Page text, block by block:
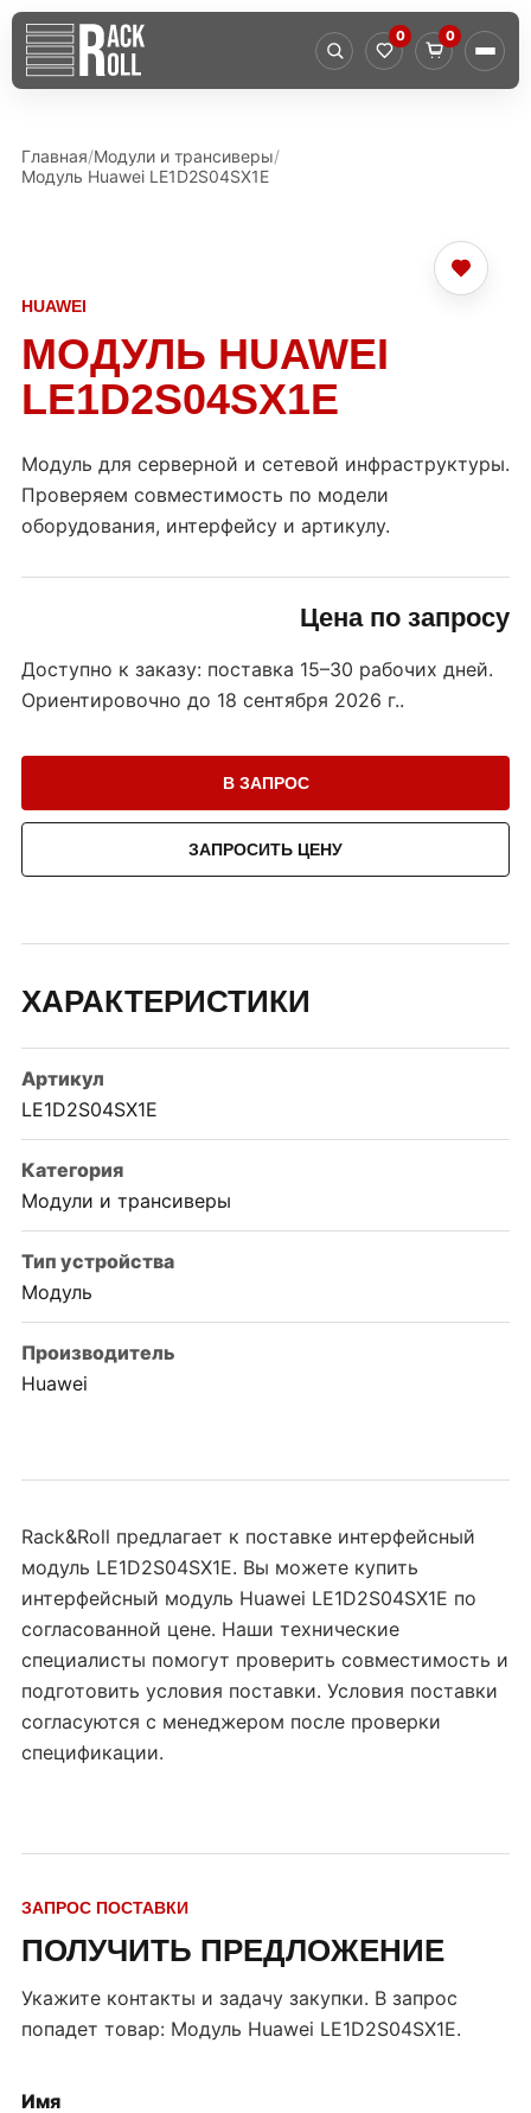
0 0
Главная Модули и трансиверы
Модуль Huawei LE1D2S04SX1E
HUAWEI
МОДУЛЬ HUAWEI
LE1D2S04SX1E
Модуль для серверной и сетевой инфраструктуры.
Проверяем совместимость по модели
оборудования, интерфейсу и артикулу.
Цена по запросу
Доступно к заказу: поставка 15–30 рабочих дней.
Ориентировочно до 18 сентября 2026 г..
В ЗАПРОС
ЗАПРОСИТЬ ЦЕНУ
ХАРАКТЕРИСТИКИ
Артикул
LE1D2S04SX1E
Категория
Модули и трансиверы
Тип устройства
Модуль
Производитель
Huawei
Rack&Roll предлагает к поставке интерфейсный
модуль LE1D2S04SX1E. Вы можете купить
интерфейсный модуль Huawei LE1D2S04SX1E по
согласованной цене. Наши технические
специалисты помогут проверить совместимость и
подготовить условия поставки. Условия поставки
согласуются с менеджером после проверки
спецификации.
ЗАПРОС ПОСТАВКИ
ПОЛУЧИТЬ ПРЕДЛОЖЕНИЕ
Укажите контакты и задачу закупки. В запрос
попадет товар: Модуль Huawei LE1D2S04SX1E.
Имя